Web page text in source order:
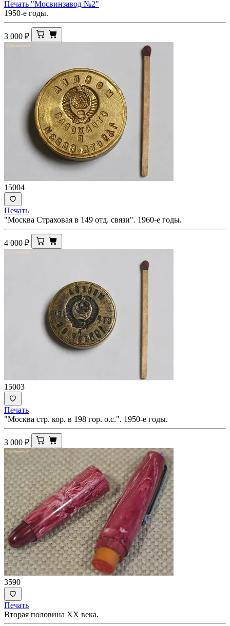
Печать "Мосвинзавод №2"
1950-е годы.
3 000 ₽
15004
Печать
"Москва Страховая в 149 отд. связи". 1960-е годы.
4 000 ₽
15003
Печать
"Москва стр. кор. в 198 гор. о.с.". 1950-е годы.
3 000 ₽
3590
Печать
Вторая половина ХХ века.